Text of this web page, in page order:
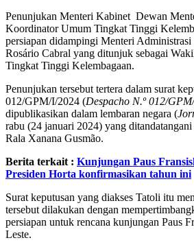
Penunjukan Menteri Kabinet Dewan
Koordinator Umum Tingkat Tinggi
persiapan didampingi Menteri Administrasi
Rosário Cabral yang ditunjuk sebagai
Tingkat Tinggi Kelembagaan.
Penunjukan tersebut tertera dalam surat
012/GPM/I/2024 (Despacho N.º 012/
dipublikasikan dalam lembaran negara (
rabu (24 januari 2024) yang
Rala Xanana Gusmão.
Berita terkait : Kunjungan Paus
Presiden Horta konfirmasikan tahun ini
Surat keputusan yang diakses Tatoli itu
tersebut dilakukan dengan
persiapan untuk rencana kunjungan Paus
Leste.